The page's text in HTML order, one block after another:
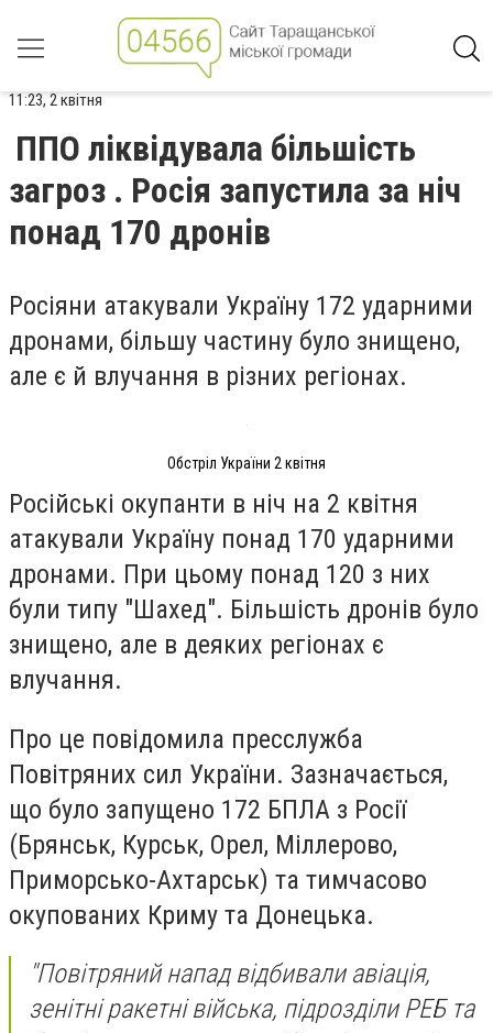
11:23, 2 квітня
ППО ліквідувала більшість
загроз . Росія запустила за ніч
понад 170 дронів
Росіяни атакували Україну 172 ударними
дронами, більшу частину було знищено,
але є й влучання в різних регіонах.
Обстріл України 2 квітня
Російські окупанти в ніч на 2 квітня
атакували Україну понад 170 ударними
дронами. При цьому понад 120 з них
були типу "Шахед". Більшість дронів було
знищено, але в деяких регіонах є
влучання.
Про це повідомила пресслужба
Повітряних сил України. Зазначається,
що було запущено 172 БПЛА з Росії
(Брянськ, Курськ, Орел, Міллерово,
Приморсько-Ахтарськ) та тимчасово
окупованих Криму та Донецька.
"Повітряний напад відбивали авіація,
зенітні ракетні війська, підрозділи РЕБ та